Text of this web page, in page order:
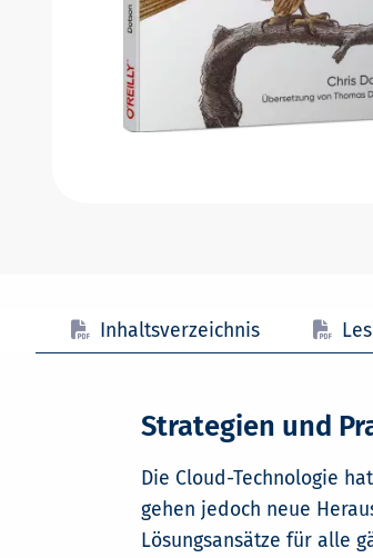
Inhaltsverzeichnis
Strategien und
Die Cloud-Technologie
gehen jedoch neue
Lösungsansätze für alle